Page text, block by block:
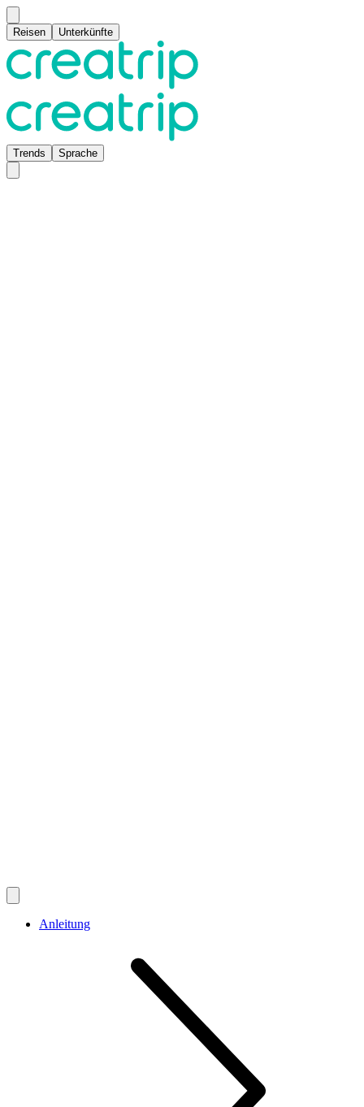
Reisen Unterkünfte
Trends Sprache
Anleitung